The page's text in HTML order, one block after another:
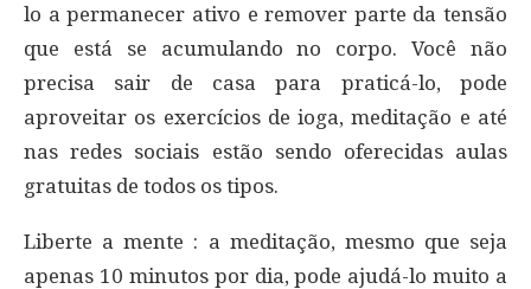
lo a permanecer ativo e remover parte da tensão
que está se acumulando no corpo. Você não
precisa sair de casa para praticá-lo, pode
aproveitar os exercícios de ioga, meditação e até
nas redes sociais estão sendo oferecidas aulas
gratuitas de todos os tipos.
Liberte a mente : a meditação, mesmo que seja
apenas 10 minutos por dia, pode ajudá-lo muito a